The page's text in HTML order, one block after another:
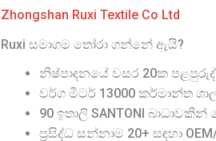
Zhongshan Ruxi Textile Co Ltd
Ruxi සමාගම තෝරා ගන්නේ ඇයි?
නිෂ්පාදනයේ වසර 20ක
වර්ග මීටර් 13000 කර්මාන්ත
90 ඉතාලි SANTONI
ප්‍රසිද්ධ සන්නාම 20+ සඳහා